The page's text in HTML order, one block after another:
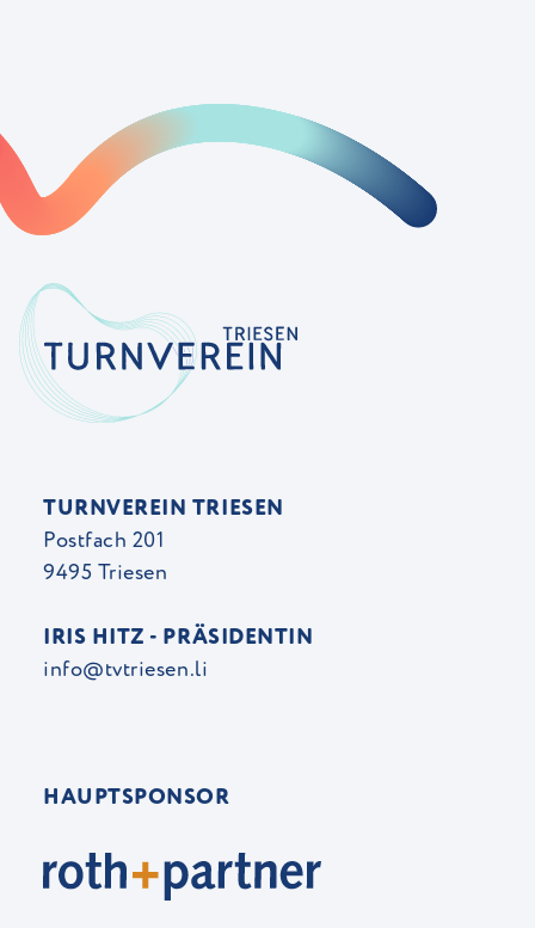
TURNVEREIN TRIESEN
Postfach 201
9495 Triesen
IRIS HITZ - PRÄSIDENTIN
info@tvtriesen.li
HAUPTSPONSOR